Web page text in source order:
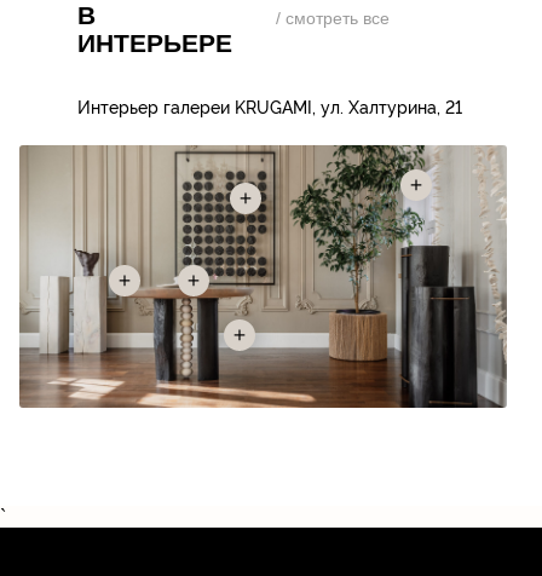
/ смотреть все
Интерьер галереи KRUGAMI, ул. Халтурина, 21
В
ИНТЕРЬЕРЕ
`